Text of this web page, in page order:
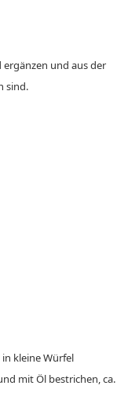
und aus der
sind.
kleine Würfel
mit Öl bestrichen, ca.